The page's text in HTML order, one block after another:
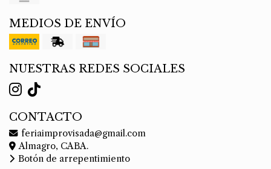
MEDIOS DE ENVÍO
NUESTRAS REDES SOCIALES
CONTACTO
feriaimprovisada@gmail.com
Almagro, CABA.
Botón de arrepentimiento